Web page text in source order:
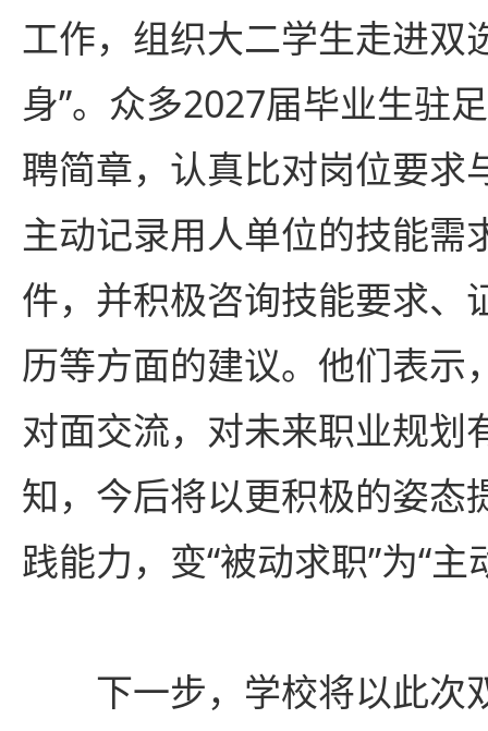
工作，组织大二学生走进双
身”。众多2027届毕业生驻
聘简章，认真比对岗位要求
主动记录用人单位的技能需
件，并积极咨询技能要求、
历等方面的建议。他们表示
对面交流，对未来职业规划
知，今后将以更积极的姿态
践能力，变“被动求职”为“主
下一步，学校将以此次